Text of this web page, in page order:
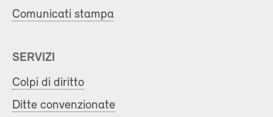
Comunicati stampa
SERVIZI
Colpi di diritto
Ditte convenzionate